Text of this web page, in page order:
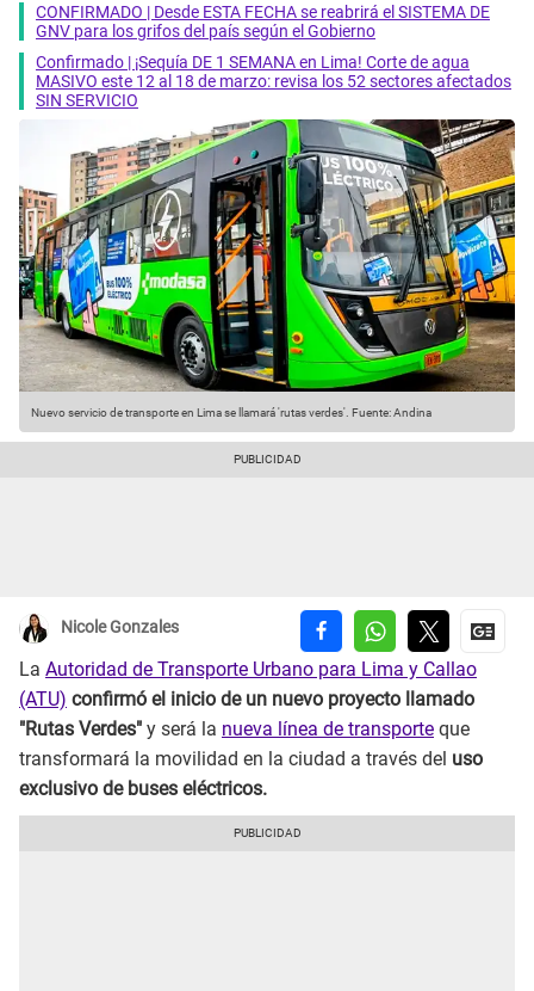
CONFIRMADO | Desde ESTA FECHA se reabrirá el SISTEMA DE
GNV para los grifos del país según el Gobierno
Confirmado | ¡Sequía DE 1 SEMANA en Lima! Corte de agua
MASIVO este 12 al 18 de marzo: revisa los 52 sectores afectados
SIN SERVICIO
Nuevo servicio de transporte en Lima se llamará 'rutas verdes'. Fuente: Andina
Nicole Gonzales
La Autoridad de Transporte Urbano para Lima y Callao
(ATU) confirmó el inicio de un nuevo proyecto llamado
"Rutas Verdes" y será la nueva línea de transporte que
transformará la movilidad en la ciudad a través del uso
exclusivo de buses eléctricos.